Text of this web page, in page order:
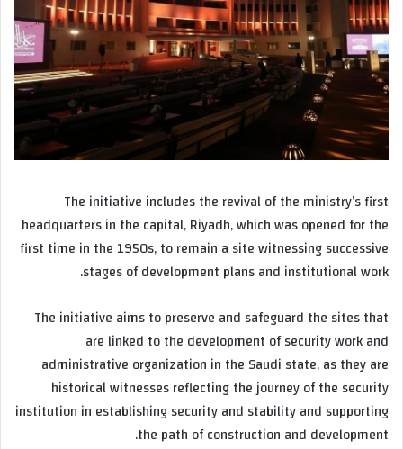
The initiative includes the revival of the ministry’s first
headquarters in the capital, Riyadh, which was opened for the
first time in the 1950s, to remain a site witnessing successive
stages of development plans and institutional work.
The initiative aims to preserve and safeguard the sites that
are linked to the development of security work and
administrative organization in the Saudi state, as they are
historical witnesses reflecting the journey of the security
institution in establishing security and stability and supporting
the path of construction and development.